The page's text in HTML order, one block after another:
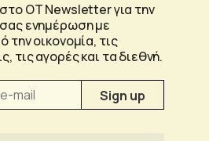
OT Newsletter για την
ενημέρωση με
την οικονομία, τις
τις αγορές και τα διεθνή.